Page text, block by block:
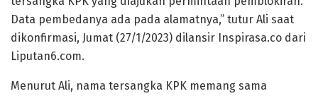
Data pembedanya ada pada alamatnya,” tutur Ali saat
dikonfirmasi, Jumat (27/1/2023) dilansir Inspirasa.co dari
Liputan6.com.
Menurut Ali, nama tersangka KPK memang sama